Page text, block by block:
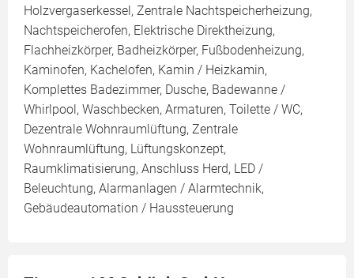
Holzvergaserkessel, Zentrale Nachtspeicherheizung,
Nachtspeicherofen, Elektrische Direktheizung,
Flachheizkörper, Badheizkörper, Fußbodenheizung,
Kaminofen, Kachelofen, Kamin / Heizkamin,
Komplettes Badezimmer, Dusche, Badewanne /
Whirlpool, Waschbecken, Armaturen, Toilette / WC,
Dezentrale Wohnraumlüftung, Zentrale
Wohnraumlüftung, Lüftungskonzept,
Raumklimatisierung, Anschluss Herd, LED /
Beleuchtung, Alarmanlagen / Alarmtechnik,
Gebäudeautomation / Haussteuerung